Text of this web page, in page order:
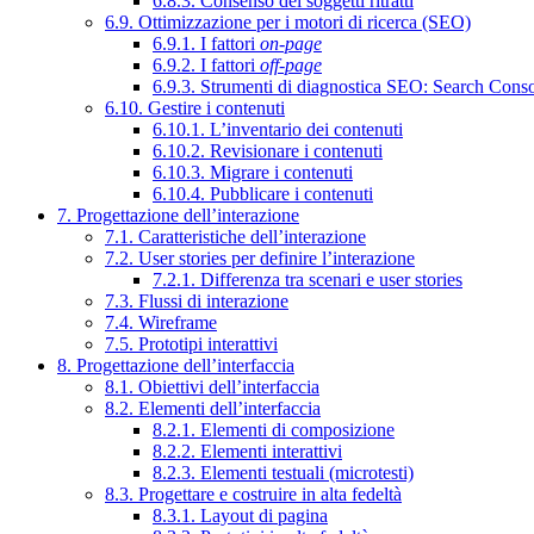
6.9. Ottimizzazione per i motori di ricerca (SEO)
6.9.1. I fattori on-page
6.9.2. I fattori off-page
6.9.3. Strumenti di diagnostica SEO: Search
6.10. Gestire i contenuti
6.10.1. L’inventario dei contenuti
6.10.2. Revisionare i contenuti
6.10.3. Migrare i contenuti
6.10.4. Pubblicare i contenuti
7. Progettazione dell’interazione
7.1. Caratteristiche dell’interazione
7.2. User stories per definire l’interazione
7.2.1. Differenza tra scenari e user stories
7.3. Flussi di interazione
7.4. Wireframe
7.5. Prototipi interattivi
8. Progettazione dell’interfaccia
8.1. Obiettivi dell’interfaccia
8.2. Elementi dell’interfaccia
8.2.1. Elementi di composizione
8.2.2. Elementi interattivi
8.2.3. Elementi testuali (microtesti)
8.3. Progettare e costruire in alta fedeltà
8.3.1. Layout di pagina